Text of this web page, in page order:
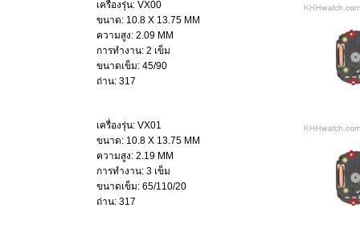
เครื่องรุ่น: VX00
ขนาด: 10.8 X 13.75 MM
ความสูง: 2.09 MM
การทำงาน: 2 เข็ม
ขนาดเข็ม: 45/90
ถ่าน: 317
เครื่องรุ่น: VX01
ขนาด: 10.8 X 13.75 MM
ความสูง: 2.19 MM
การทำงาน: 3 เข็ม
ขนาดเข็ม: 65/110/20
ถ่าน: 317